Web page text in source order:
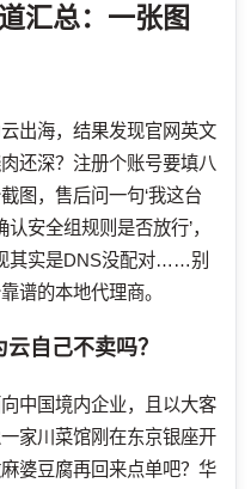
汇总：一张图
出海，结果发现官网英文
还深？注册个账号要填八
图，售后问一句‘我这台
安全组规则是否放行’，
其实是DNS没配对……别
谱的本地代理商。
自己不卖吗？
中国境内企业，且以大客
家川菜馆刚在东京银座开
婆豆腐再回来点单吧？华